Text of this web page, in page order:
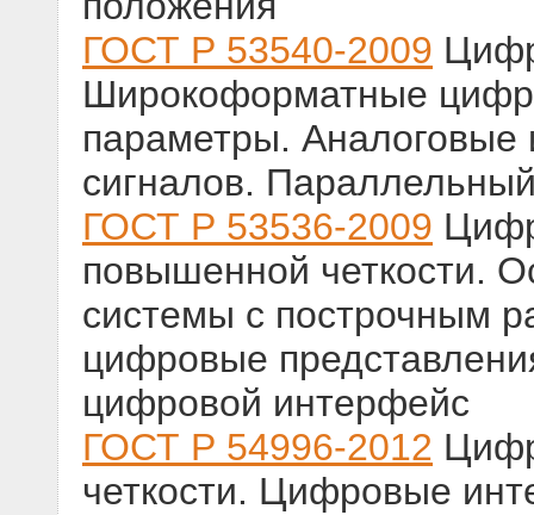
ГОСТ Р 53540-2009
Широкоформатные
параметры.
сигналов.
ГОСТ Р 53536-2009
повышенной четкости.
системы с построчным
цифровые
цифровой интерфейс
ГОСТ Р 54996-2012
четкости. Цифровые